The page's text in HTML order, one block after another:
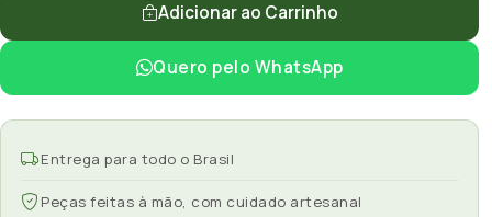
Adicionar ao Carrinho
Quero pelo WhatsApp
Entrega para todo o Brasil
Peças feitas à mão, com cuidado artesanal